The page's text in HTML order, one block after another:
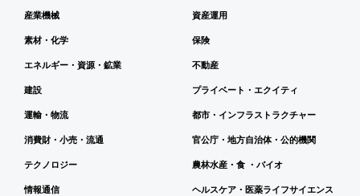
産業機械
素材・化学
エネルギー・資源・鉱業
建設
運輸・物流
消費財・小売・流通
テクノロジー
情報通信
資産運用
保険
不動産
プライベート・エクイティ
都市・インフラストラクチャー
官公庁・地方自治体・公的機関
農林水産・食 ・バイオ
ヘルスケア・医薬ライフサイエンス